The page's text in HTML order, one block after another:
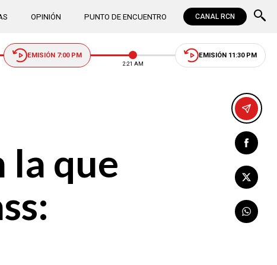
OPINIÓN PUNTO DE ENCUENTRO CANAL RCN
EMISIÓN 7:00 PM
2:21 AM
EMISIÓN 11:30 PM
la que